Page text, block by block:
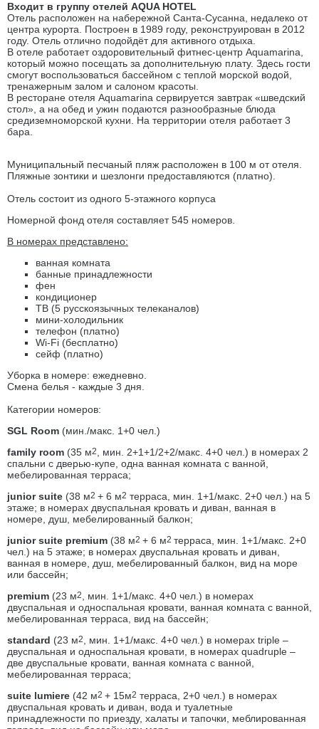
Входит в группу отелей AQUA HOTEL
Отель расположен на набережной Санта-Сусанна, недалеко от
центра курорта. Построен в 1989 году, реконструирован в 2012
году. Отель отлично подойдёт для активного отдыха.
В отеле работает оздоровительный фитнес-центр Aquamarina,
который можно посещать за дополнительную плату. Здесь гости
смогут воспользоваться бассейном с теплой морской водой,
тренажерным залом и салоном красоты.
В ресторане отеля Aquamarina сервируется завтрак «шведский
стол», а на обед и ужин подаются разнообразные блюда
средиземноморской кухни. На территории отеля работает 3
бара.
Муниципальный песчаный пляж расположен в 100 м от отеля.
Пляжные зонтики и шезлонги предоставляются (платно).
Отель состоит из одного 5-этажного корпуса
Номерной фонд отеля составляет 545 номеров.
В номерах представлено:
ванная комната
банные принадлежности
фен
кондиционер
ТВ (5 русскоязычных телеканалов)
мини-холодильник
телефон (платно)
Wi-Fi (бесплатно)
сейф (платно)
Уборка в номере: ежедневно.
Смена белья - каждые 3 дня.
Категории номеров:
SGL Room (мин./макс. 1+0 чел.)
family room (35 м2
, мин. 2+1+1/2+2/макс. 4+0 чел.) в номерах 2
спальни с дверью-купе, одна ванная комната с ванной,
мебелированная терраса;
junior suite (38 м2 + 6 м2 терраса, мин. 1+1/макс. 2+0 чел.) на 5
этаже; в номерах двуспальная кровать и диван, ванная в
номере, душ, мебелированный балкон;
junior suite premium (38 м2 + 6 м2 терраса, мин. 1+1/макс. 2+0
чел.) на 5 этаже; в номерах двуспальная кровать и диван,
ванная в номере, душ, мебелированный балкон, вид на море
или бассейн;
premium (23 м2
, мин. 1+1/макс. 4+0 чел.) в номерах
двуспальная и односпальная кровати, ванная комната с ванной,
мебелированная терраса, вид на бассейн;
standard (23 м2
, мин. 1+1/макс. 4+0 чел.) в номерах triple –
двуспальная и односпальная кровати, в номерах quadruple –
две двуспальные кровати, ванная комната с ванной,
мебелированная терраса;
suite lumiere (42 м2 + 15м2 терраса, 2+0 чел.) в номерах
двуспальная кровать и диван, вода и туалетные
принадлежности по приезду, халаты и тапочки, меблированная